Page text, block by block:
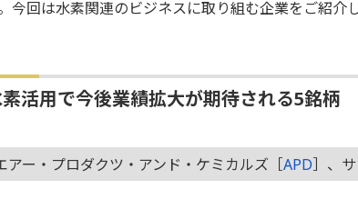
今回は水素関連のビジネスに取り組む企業をご紹介し
活用で今後業績拡大が期待される5銘柄
アー・プロダクツ・アンド・ケミカルズ［APD］、